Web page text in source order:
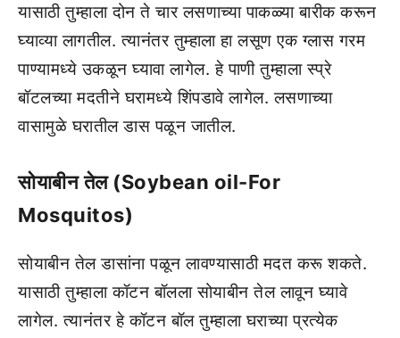
यासाठी तुम्हाला दोन ते चार लसणाच्या पाकळ्या बारीक करून
घ्याव्या लागतील. त्यानंतर तुम्हाला हा लसूण एक ग्लास गरम
पाण्यामध्ये उकळून घ्यावा लागेल. हे पाणी तुम्हाला स्प्रे
बॉटलच्या मदतीने घरामध्ये शिंपडावे लागेल. लसणाच्या
वासामुळे घरातील डास पळून जातील.
सोयाबीन तेल (Soybean oil-For
Mosquitos)
सोयाबीन तेल डासांना पळून लावण्यासाठी मदत करू शकते.
यासाठी तुम्हाला कॉटन बॉलला सोयाबीन तेल लावून घ्यावे
लागेल. त्यानंतर हे कॉटन बॉल तुम्हाला घराच्या प्रत्येक